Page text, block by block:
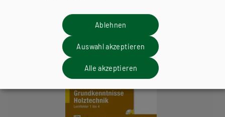
Lehrbuch + CD-ROM + E-Book
Ablehnen
Auswahl akzeptieren
Alle akzeptieren